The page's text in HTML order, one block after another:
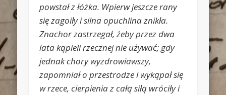
powstał z łóżka. Wpierw jeszcze rany
się zagoiły i silna opuchlina znikła.
Znachor zastrzegał, żeby przez dwa
lata kąpieli rzecznej nie używać; gdy
jednak chory wyzdrowiawszy,
zapomniał o przestrodze i wykąpał się
w rzece, cierpienia z całą siłą wróciły i